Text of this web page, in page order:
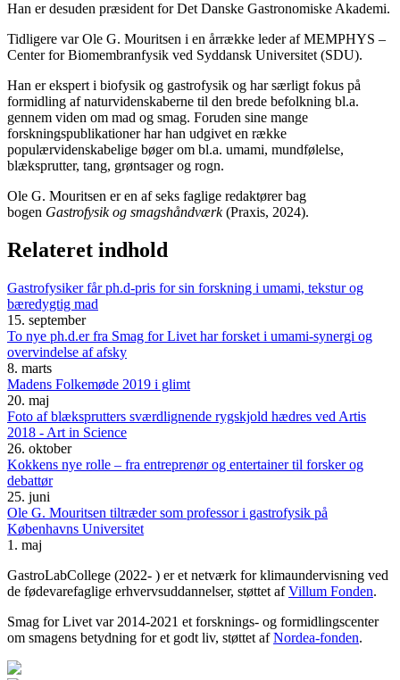
Han er desuden præsident for Det Danske Gastronomiske Akademi.
Tidligere var Ole G. Mouritsen i en årrække leder af MEMPHYS –
Center for Biomembranfysik ved Syddansk Universitet (SDU).
Han er ekspert i biofysik og gastrofysik og har særligt fokus på
formidling af naturvidenskaberne til den brede befolkning bl.a.
gennem viden om mad og smag. Foruden sine mange
forskningspublikationer har han udgivet en række
populærvidenskabelige bøger om bl.a. umami, mundfølelse,
blæksprutter, tang, grøntsager og rogn.
Ole G. Mouritsen er en af seks faglige redaktører bag
bogen Gastrofysik og smagshåndværk(Praxis, 2024).
Relateret indhold
Gastrofysiker får ph.d-pris for sin forskning i umami, tekstur og
bæredygtig mad
15. september
To nye ph.d.er fra Smag for Livet har forsket i umami-synergi og
overvindelse af afsky
8. marts
Madens Folkemøde 2019 i glimt
20. maj
Foto af blæksprutters sværdlignende rygskjold hædres ved Artis
2018 - Art in Science
26. oktober
Kokkens nye rolle – fra entreprenør og entertainer til forsker og
debattør
25. juni
Ole G. Mouritsen tiltræder som professor i gastrofysik på
Københavns Universitet
1. maj
GastroLabCollege (2022- ) er et netværk for klimaundervisning ved
de fødevarefaglige erhvervsuddannelser, støttet afVillum Fonden.
Smag for Livet var 2014-2021 et forsknings- og formidlingscenter
om smagens betydning for et godt liv, støttet afNordea-fonden.